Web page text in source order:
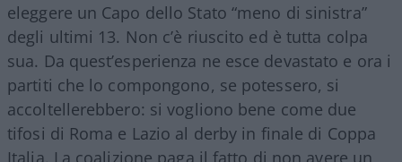
eleggere un Capo dello Stato “meno di sinistra”
degli ultimi 13. Non c’è riuscito ed è tutta colpa
sua. Da quest’esperienza ne esce devastato e ora i
partiti che lo compongono, se potessero, si
accoltellerebbero: si vogliono bene come due
tifosi di Roma e Lazio al derby in finale di Coppa
Italia. La coalizione paga il fatto di non avere un